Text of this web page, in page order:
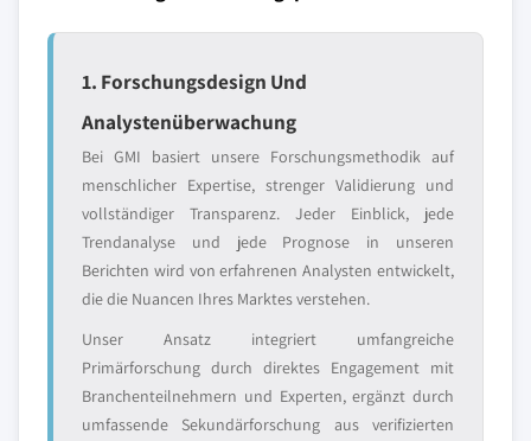
1. Forschungsdesign Und
Analystenüberwachung
Bei GMI basiert unsere Forschungsmethodik auf
menschlicher Expertise, strenger Validierung und
vollständiger Transparenz. Jeder Einblick, jede
Trendanalyse und jede Prognose in unseren
Berichten wird von erfahrenen Analysten entwickelt,
die die Nuancen Ihres Marktes verstehen.
Unser Ansatz integriert umfangreiche
Primärforschung durch direktes Engagement mit
Branchenteilnehmern und Experten, ergänzt durch
umfassende Sekundärforschung aus verifizierten